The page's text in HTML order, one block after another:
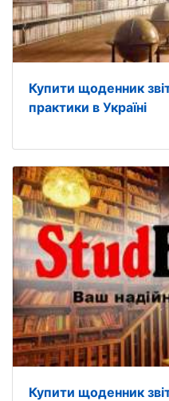
Купити щоденник
практики в Україні
Купити щоденник